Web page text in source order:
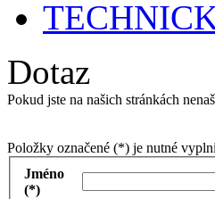
Dotaz
Pokud jste na našich stránkách
Položky označené (*) je nutné
Jméno
(*)